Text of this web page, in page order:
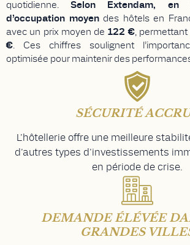
quotidienne.
Selon Extendam,
d’occupation moyendes hôtels en
avec un prix moyen de 122 €, permettant
€.
Ces chiffres soulignent
optimisée pour maintenir des
SÉCURITÉ
L'hôtellerie offre une meilleure
d'autres types d'investissements
en période de crise.
DEMANDE ÉLÉVÉE
GRANDES